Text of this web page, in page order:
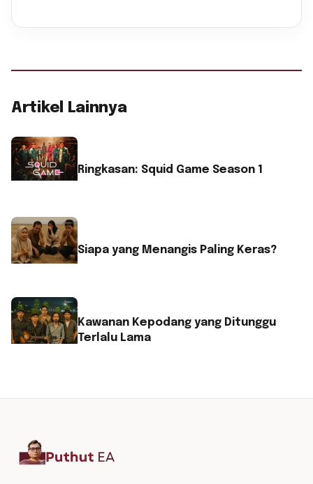
Artikel Lainnya
Ringkasan: Squid Game Season 1
Siapa yang Menangis Paling Keras?
Kawanan Kepodang yang Ditunggu
Terlalu Lama